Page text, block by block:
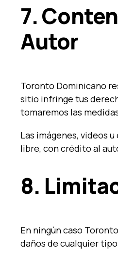
7.
Autor
Toronto Dominicano
sitio infringe tus
tomaremos las
Las imágenes, videos
libre, con crédito al
8.
En ningún caso
daños de cualquier